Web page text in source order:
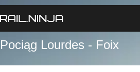
Pociąg Lourdes - Foix